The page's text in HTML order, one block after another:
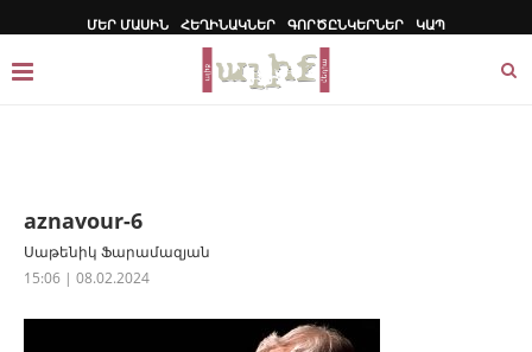
ՄԵՐ ՄԱՍԻՆ ՀԵՂԻՆԱԿՆԵՐ ԳՈՐԾԸՆԿԵՐՆԵՐ ԿԱՊ
aznavour-6
Սաթենիկ Ֆարամազյան
15:06 | 08.02.2024